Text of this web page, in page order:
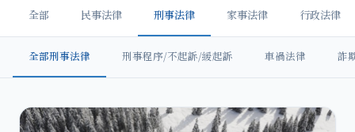
全部 民事法律 刑事法律 家事法律 行政法律
全部刑事法律 刑事程序/不起訴/緩起訴 車禍法律 詐